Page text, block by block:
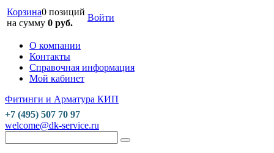
Корзина0 позиций
на сумму 0 руб.
Войти
О компании
Контакты
Справочная информация
Мой кабинет
Фитинги и Арматура КИП
+7 (495) 507 70 97
welcome@dk-service.ru